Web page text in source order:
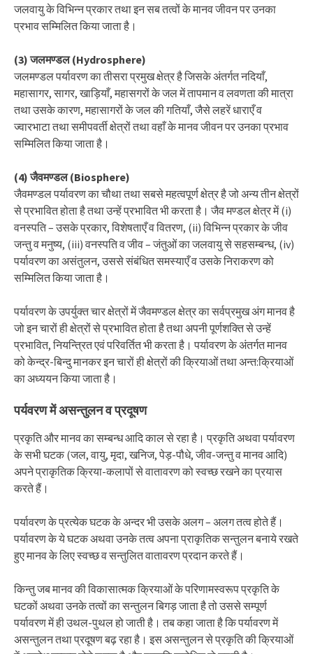
जलवायु के विभिन्न प्रकार तथा इन सब तत्वों के मानव जीवन पर उनका
प्रभाव सम्मिलित किया जाता है।
(3) जलमण्डल (Hydrosphere)
जलमण्डल पर्यावरण का तीसरा प्रमुख क्षेत्र है जिसके अंतर्गत नदियाँ,
महासागर, सागर, खाड़ियाँ, महासगरों के जल में तापमान व लवणता की मात्रा
तथा उसके कारण, महासागरों के जल की गतियाँ, जैसे लहरें धाराएँ व
ज्वारभाटा तथा समीपवर्ती क्षेत्रों तथा वहाँ के मानव जीवन पर उनका प्रभाव
सम्मिलित किया जाता है।
(4) जैवमण्डल (Biosphere)
जैवमण्डल पर्यावरण का चौथा तथा सबसे महत्वपूर्ण क्षेत्र है जो अन्य तीन क्षेत्रों
से प्रभावित होता है तथा उन्हें प्रभावित भी करता है। जैव मण्डल क्षेत्र में (i)
वनस्पति – उसके प्रकार, विशेषताएँ व वितरण, (ii) विभिन्न प्रकार के जीव
जन्तु व मनुष्य, (iii) वनस्पति व जीव – जंतुओं का जलवायु से सहसम्बन्ध, (iv)
पर्यावरण का असंतुलन, उससे संबंधित समस्याएँ व उसके निराकरण को
सम्मिलित किया जाता है।
पर्यावरण के उपर्युक्त चार क्षेत्रों में जैवमण्डल क्षेत्र का सर्वप्रमुख अंग मानव है
जो इन चारों ही क्षेत्रों से प्रभावित होता है तथा अपनी पूर्णशक्ति से उन्हें
प्रभावित, नियन्त्रित एवं परिवर्तित भी करता है। पर्यावरण के अंतर्गत मानव
को केन्द्र-बिन्दु मानकर इन चारों ही क्षेत्रों की क्रियाओं तथा अन्त:क्रियाओं
का अध्ययन किया जाता है।
पर्यवरण में असन्तुलन व प्रदूषण
प्रकृति और मानव का सम्बन्ध आदि काल से रहा है। प्रकृति अथवा पर्यावरण
के सभी घटक (जल, वायु, मृदा, खनिज, पेड़-पौधे, जीव-जन्तु व मानव आदि)
अपने प्राकृतिक क्रिया-कलापों से वातावरण को स्वच्छ रखने का प्रयास
करते हैं।
पर्यावरण के प्रत्येक घटक के अन्दर भी उसके अलग – अलग तत्व होते हैं।
पर्यावरण के ये घटक अथवा उनके तत्व अपना प्राकृतिक सन्तुलन बनाये रखते
हुए मानव के लिए स्वच्छ व सन्तुलित वातावरण प्रदान करते हैं।
किन्तु जब मानव की विकासात्मक क्रियाओं के परिणामस्वरूप प्रकृति के
घटकों अथवा उनके तत्वों का सन्तुलन बिगड़ जाता है तो उससे सम्पूर्ण
पर्यावरण में ही उथल-पुथल हो जाती है। तब कहा जाता है कि पर्यावरण में
असन्तुलन तथा प्रदूषण बढ़ रहा है। इस असन्तुलन से प्रकृति की क्रियाओं